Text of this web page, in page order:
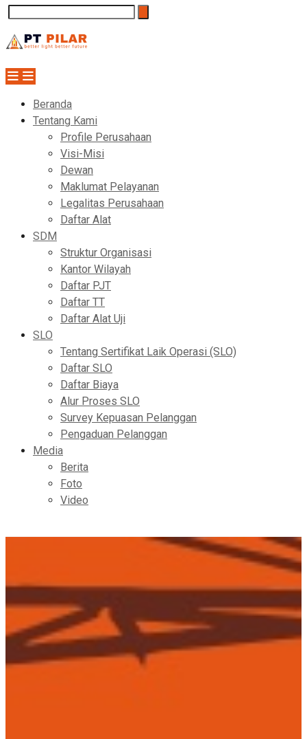
Beranda
Tentang Kami
Profile Perusahaan
Visi-Misi
Dewan
Maklumat Pelayanan
Legalitas Perusahaan
Daftar Alat
SDM
Struktur Organisasi
Kantor Wilayah
Daftar PJT
Daftar TT
Daftar Alat Uji
SLO
Tentang Sertifikat Laik Operasi (SLO)
Daftar SLO
Daftar Biaya
Alur Proses SLO
Survey Kepuasan Pelanggan
Pengaduan Pelanggan
Media
Berita
Foto
Video